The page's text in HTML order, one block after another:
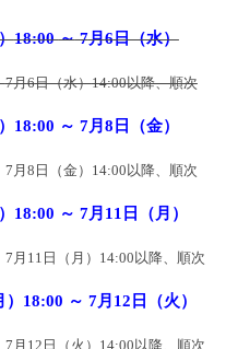
18:00～7月6日（水）
7月6日（水）14:00以降、順次
18:00 ～ 7月 8 日（金）
7 月 8 日（金） 14:00 以降、順次
18:00 ～ 7月 11 日（月）
7 月 11 日（月） 14:00 以降、順次
18:00 ～ 7月 12 日（火）
7 月 12 日（火） 14:00 以降、順次